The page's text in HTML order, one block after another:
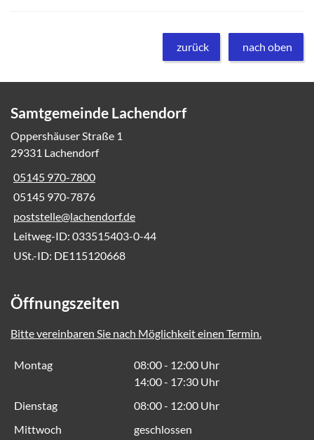
zurück nach oben
Samtgemeinde Lachendorf
Oppershäuser Straße 1
29331 Lachendorf
05145 970-7800
05145 970-7876
poststelle@lachendorf.de
Leitweg-ID: 033515403-0-44
USt.-ID: DE115120668
Öffnungszeiten
Bitte vereinbaren Sie nach Möglichkeit einen Termin.
Montag
08:00 - 12:00 Uhr
14:00 - 17:30 Uhr
Dienstag
08:00 - 12:00 Uhr
Mittwoch
geschlossen